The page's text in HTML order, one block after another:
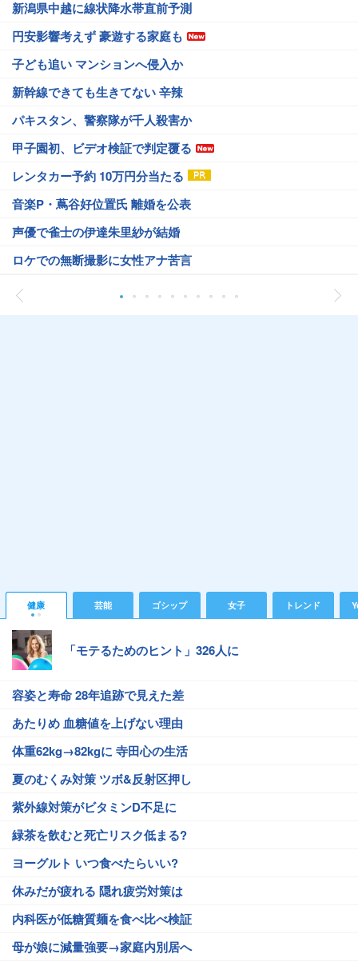
新潟県中越に線状降水帯直前予測
円安影響考えず 豪遊する家庭も
子ども追い マンションへ侵入か
新幹線できても生きてない 辛辣
パキスタン、警察隊が千人殺害か
甲子園初、ビデオ検証で判定覆る
レンタカー予約 10万円分当たる
音楽P・蔦谷好位置氏 離婚を公表
声優で雀士の伊達朱里紗が結婚
ロケでの無断撮影に女性アナ苦言
健康 芸能 ゴシップ 女子 トレンド
「モテるためのヒント」326人に
容姿と寿命 28年追跡で見えた差
あたりめ 血糖値を上げない理由
体重62kg→82kgに 寺田心の生活
夏のむくみ対策 ツボ&反射区押し
紫外線対策がビタミンD不足に
緑茶を飲むと死亡リスク低まる?
ヨーグルト いつ食べたらいい?
休みだが疲れる 隠れ疲労対策は
内科医が低糖質麺を食べ比べ検証
母が娘に減量強要→家庭内別居へ